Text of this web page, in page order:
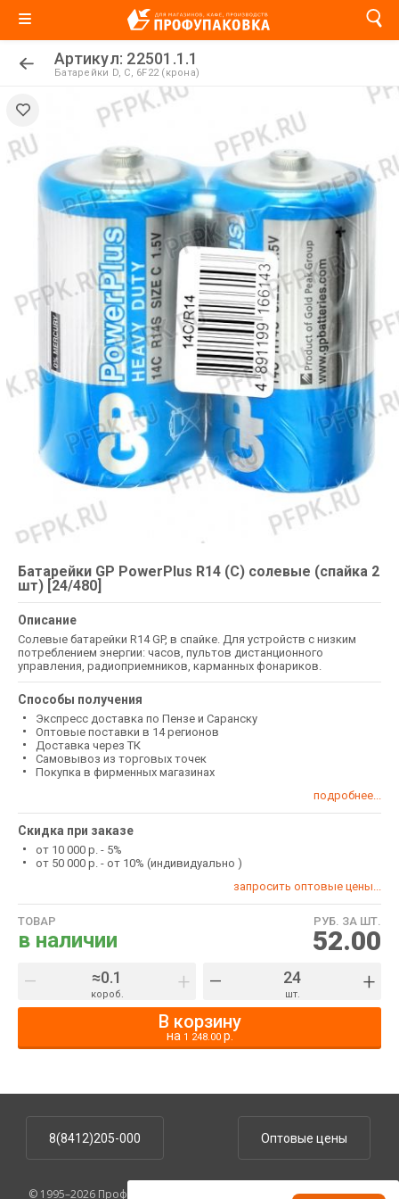
Артикул: 22501.1.1
Батарейки D, C, 6F22 (крона)
Батарейки GP PowerPlus R14 (C) солевые (спайка 2
шт) [24/480]
Описание
Солевые батарейки R14 GP, в спайке. Для устройств с низким
потреблением энергии: часов, пультов дистанционного
управления, радиоприемников, карманных фонариков.
Способы получения
Экспресс доставка по Пензе и Саранску
Оптовые поставки в 14 регионов
Доставка через ТК
Самовывоз из торговых точек
Покупка в фирменных магазинах
подробнее...
Скидка при заказе
от 10 000 р. - 5%
от 50 000 р. - от 10% (индивидуально )
запросить оптовые цены...
ТОВАР
в наличии
РУБ. ЗА ШТ.
52.00
– короб. + – шт. +
В корзину
на 1 248.00р.
8(8412)205-000 Оптовые цены
© 1995–2026 ПрофУпаковка. На сайте указаны розничные цены,